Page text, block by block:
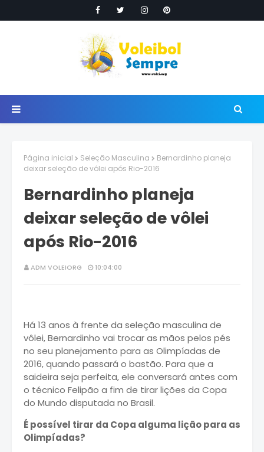
Página inicial Seleção Masculina
Bernardinho planeja
deixar seleção de vôlei após Rio-2016
Bernardinho planeja
deixar seleção de vôlei
após Rio-2016
ADM VOLEIORG 10:04:00
Há 13 anos à frente da seleção masculina de
vôlei, Bernardinho vai trocar as mãos pelos pés
no seu planejamento para as Olimpíadas de
2016, quando passará o bastão. Para que a
saideira seja perfeita, ele conversará antes com
o técnico Felipão a fim de tirar lições da Copa
do Mundo disputada no Brasil.
É possível tirar da Copa alguma lição para as
Olimpíadas?